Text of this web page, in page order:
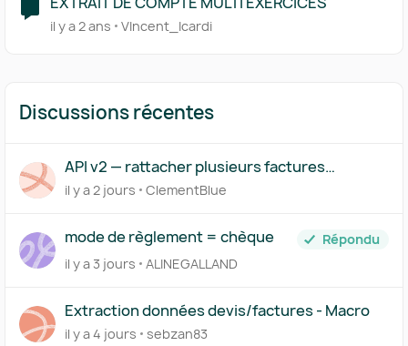
il y a 2 ans VIncent_Icardi
Discussions récentes
API v2 — rattacher plusieurs factures
(acompte/solde) à un même devis
il y a 2 jours ClementBlue
mode de règlement = chèque
Répondu
il y a 3 jours
ALINEGALLAND
Extraction données devis/factures - Macro
il y a 4 jours sebzan83